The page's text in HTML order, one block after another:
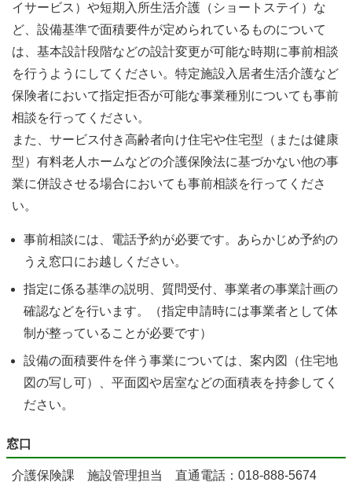
イサービス）や短期入所生活介護（ショートステイ）な
ど、設備基準で面積要件が定められているものについて
は、基本設計段階などの設計変更が可能な時期に事前相談
を行うようにしてください。特定施設入居者生活介護など
保険者において指定拒否が可能な事業種別についても事前
相談を行ってください。
また、サービス付き高齢者向け住宅や住宅型（または健康
型）有料老人ホームなどの介護保険法に基づかない他の事
業に併設させる場合においても事前相談を行ってくださ
い。
事前相談には、電話予約が必要です。あらかじめ予約の
うえ窓口にお越しください。
指定に係る基準の説明、質問受付、事業者の事業計画の
確認などを行います。（指定申請時には事業者として体
制が整っていることが必要です）
設備の面積要件を伴う事業については、案内図（住宅地
図の写し可）、平面図や居室などの面積表を持参してく
ださい。
窓口
介護保険課 施設管理担当 直通電話：018-888-5674